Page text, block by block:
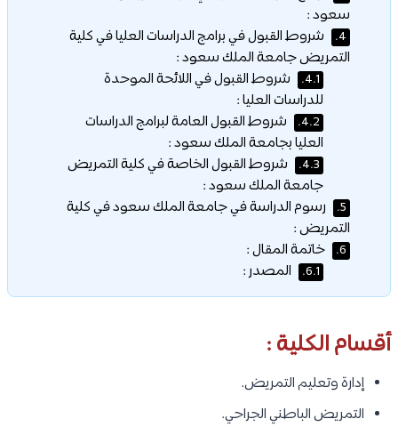
سعود :
4.
شروط القبول في برامج الدراسات العليا في كلية
التمريض جامعة الملك سعود :
4.1.
شروط القبول في اللائحة الموحدة
للدراسات العليا :
4.2.
شروط القبول العامة لبرامج الدراسات
العليا بجامعة الملك سعود :
4.3.
شروط القبول الخاصة في كلية التمريض
جامعة الملك سعود :
5.
رسوم الدراسة في جامعة الملك سعود في كلية
التمريض :
6. خاتمة المقال :
6.1. المصدر :
أقسام الكلية :
إدارة وتعليم التمريض.
التمريض الباطني الجراحي.